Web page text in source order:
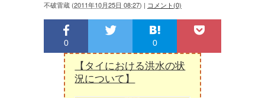
不破雷蔵 (2011年10月25日 08:27) | コメント(0)
0 0
【タイにおける洪水の状
況について】